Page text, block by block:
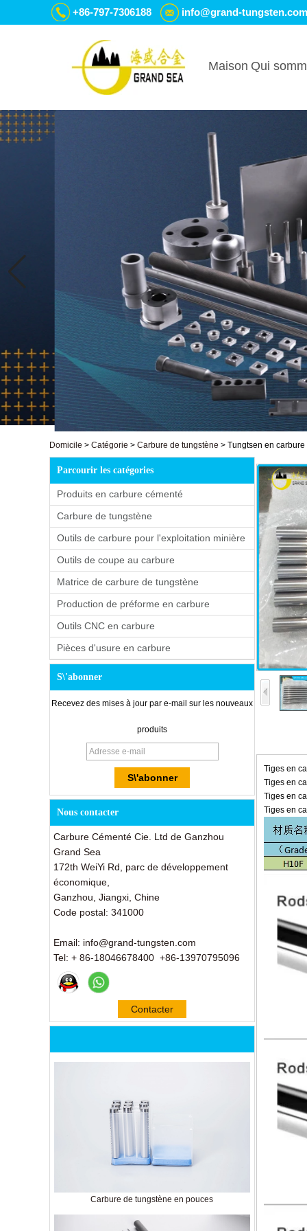
+86-797-7306188 info@grand-tungsten.com
Maison Qui
Domicile > Catégorie > Carbure de tungstène > Tungtsen en
Parcourir les catégories
Produits en carbure cémenté
Carbure de tungstène
Outils de carbure pour l'exploitation minière
Outils de coupe au carbure
Matrice de carbure de tungstène
Production de préforme en carbure
Outils CNC en carbure
Pièces d'usure en carbure
S\'abonner
Recevez des mises à jour par e-mail sur les nouveaux
produits
Nous contacter
Carbure Cémenté Cie. Ltd de Ganzhou
Grand Sea
172th WeiYi Rd, parc de développement
économique,
Ganzhou, Jiangxi, Chine
Code postal: 341000
Email: info@grand-tungsten.com
Tel: + 86-18046678400 +86-13970795096
Contacter
maintenant
Carbure de tungstène en pouces
Tiges en
Tiges en
Tiges en
Tiges en